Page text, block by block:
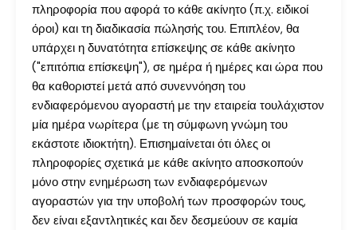
πληροφορία που αφορά το κάθε ακίνητο (π.χ. ειδικοί
όροι) και τη διαδικασία πώλησής του. Επιπλέον, θα
υπάρχει η δυνατότητα επίσκεψης σε κάθε ακίνητο
("επιτόπια επίσκεψη"), σε ημέρα ή ημέρες και ώρα που
θα καθοριστεί μετά από συνεννόηση του
ενδιαφερόμενου αγοραστή με την εταιρεία τουλάχιστον
μία ημέρα νωρίτερα (με τη σύμφωνη γνώμη του
εκάστοτε ιδιοκτήτη). Επισημαίνεται ότι όλες οι
πληροφορίες σχετικά με κάθε ακίνητο αποσκοπούν
μόνο στην ενημέρωση των ενδιαφερόμενων
αγοραστών για την υποβολή των προσφορών τους,
δεν είναι εξαντλητικές και δεν δεσμεύουν σε καμία